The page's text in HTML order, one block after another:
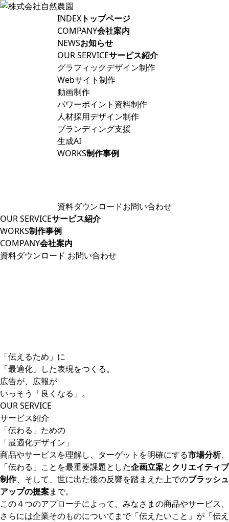
INDEX トップページ
COMPANY会社案内
NEWSお知らせ
OUR SERVICEサービス紹介
グラフィックデザイン制作
Webサイト制作
動画制作
パワーポイント資料制作
人材採用デザイン制作
ブランディング支援
生成AI
WORKS制作事例
資料ダウンロードお問い合わせ
OUR SERVICEサービス紹介
WORKS制作事例
COMPANY会社案内
資料ダウンロード お問い合わせ
「伝えるため」に
「最適化」した表現をつくる。
広告が、広報が
いっそう「良くなる」。
OUR SERVICE
サービス紹介
「伝わる」ための
「最適化デザイン」
商品やサービスを理解し、ターゲットを明確にする市場分析、
「伝わる」ことを最重要課題とした企画立案とクリエイティブ
制作、そして、世に出た後の反響を踏まえた上でのブラッシュ
アップの提案まで。
この４つのアプローチによって、みなさまの商品やサービス、
さらには企業そのものについてまで「伝えたいこと」が「伝え